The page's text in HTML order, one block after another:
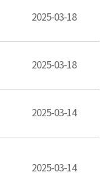
2025-03-18
2025-03-18
2025-03-14
2025-03-14